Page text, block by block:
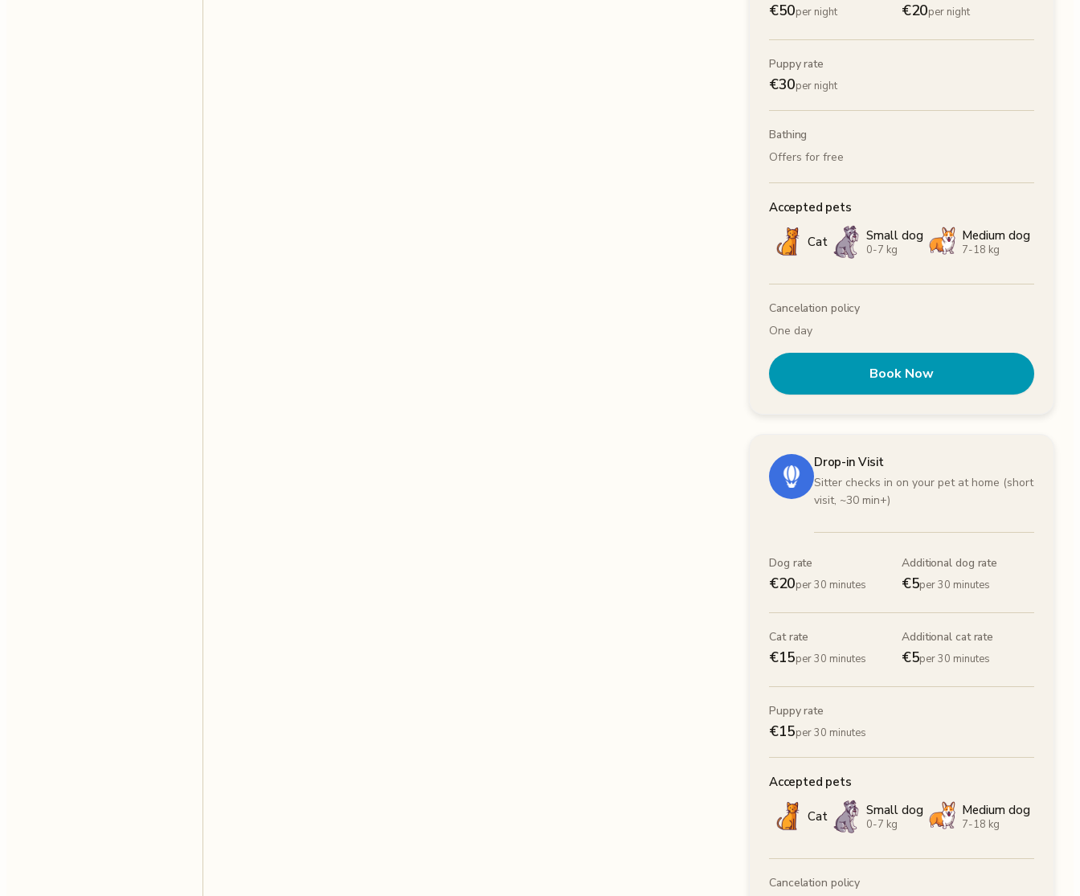
€50per night €20per night
Puppy rate
€30per night
Bathing
Offers for free
Accepted pets
Cat Small dog
0-7 kg
Medium dog
7-18 kg
Cancelation policy
One day
Book Now
Drop-in Visit
Sitter checks in on your pet at home (short
visit, ~30 min+)
Dog rate
€20per 30 minutes
Additional dog rate
€5per 30 minutes
Cat rate
€15per 30 minutes
Additional cat rate
€5per 30 minutes
Puppy rate
€15per 30 minutes
Accepted pets
Cat Small dog
0-7 kg
Medium dog
7-18 kg
Cancelation policy